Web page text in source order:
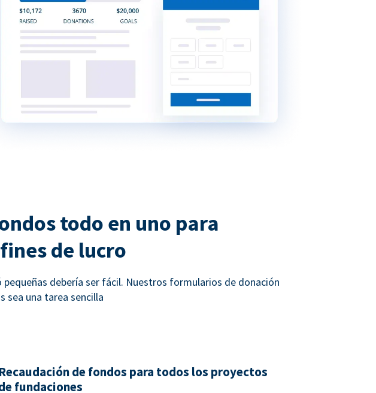
todo en uno para
de lucro
debería ser fácil. Nuestros formularios de donación
sea una tarea sencilla
Recaudación de fondos para todos los proyectos
fundaciones